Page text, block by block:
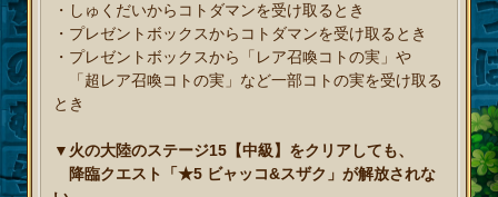
・しゅくだいからコトダマンを受け取るとき
・プレゼントボックスからコトダマンを受け取るとき
・プレゼントボックスから「レア召喚コトの実」や
「超レア召喚コトの実」など一部コトの実を受け取る
とき
▼火の大陸のステージ15【中級】をクリアしても、
降臨クエスト「★5 ビャッコ&スザク」が解放されな